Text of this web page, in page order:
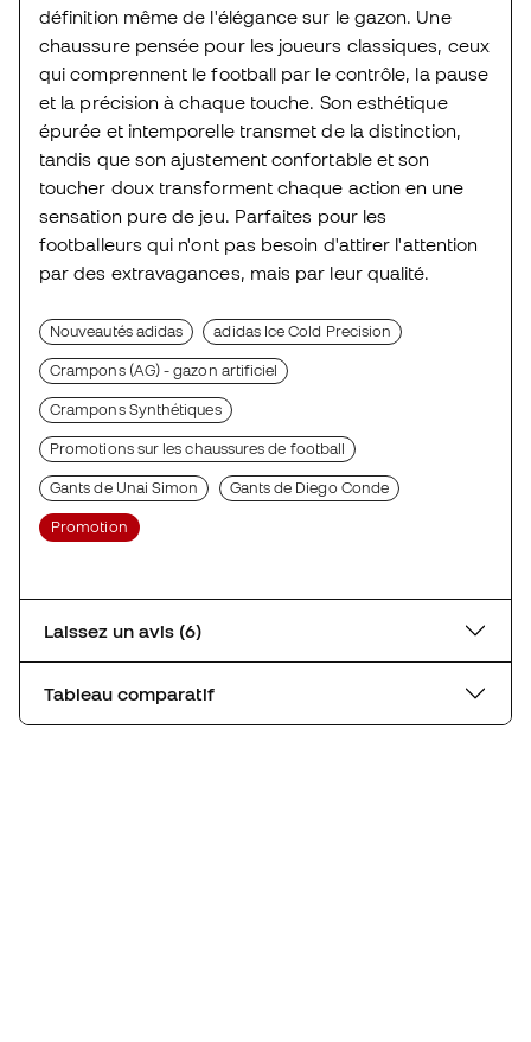
définition même de l'élégance sur le gazon. Une
chaussure pensée pour les joueurs classiques, ceux
qui comprennent le football par le contrôle, la pause
et la précision à chaque touche. Son esthétique
épurée et intemporelle transmet de la distinction,
tandis que son ajustement confortable et son
toucher doux transforment chaque action en une
sensation pure de jeu. Parfaites pour les
footballeurs qui n'ont pas besoin d'attirer l'attention
par des extravagances, mais par leur qualité.
Nouveautés adidas adidas Ice Cold Precision
Crampons (AG) - gazon artificiel
Crampons Synthétiques
Promotions sur les chaussures de football
Gants de Unai Simon Gants de Diego Conde
Promotion
Laissez un avis (6)
Tableau comparatif